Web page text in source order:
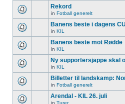
Rekord
in Fotball generelt
Banens beste i dagens
in KIL
Banens beste mot Rødde
in KIL
Ny supportersjappe skal
in KIL
Billetter til landskamp:
in Fotball generelt
Arendal - KIL 26. juli
in Turer